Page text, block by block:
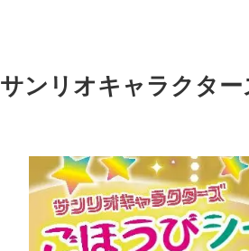
サンリオキャラクタ